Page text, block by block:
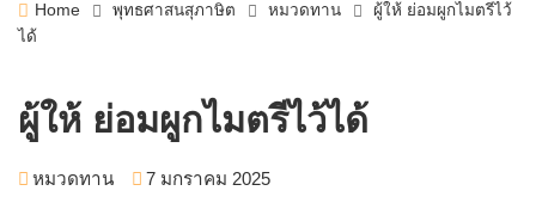
Home พุทธศาสนสุภาษิต หมวดทาน
ผู้ให้ ย่อมผูกไมตรีไว้
ได้
ผู้ให้ ย่อมผูกไมตรีไว้ได้
หมวดทาน 7 มกราคม 2025